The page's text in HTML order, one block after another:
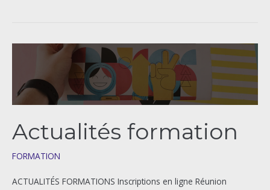
Actualités formation
FORMATION
ACTUALITÉS FORMATIONS Inscriptions en ligne Réunion